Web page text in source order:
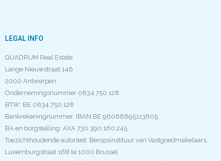
LEGAL INFO
QUADRUM Real Estate
Lange Nieuwstraat 146
2000 Antwerpen
Ondernemingsnummer 0834 750 128
BTW: BE 0834.750.128
Bankrekeningnummer: IBAN BE 96068895113805
BA en borgstelling: AXA 730.390.160.245
Toezichthoudende autoriteit: Beropsinstituur van Vastgoedmakelaars,
Luxemburgstraat 16B te 1000 Brussel